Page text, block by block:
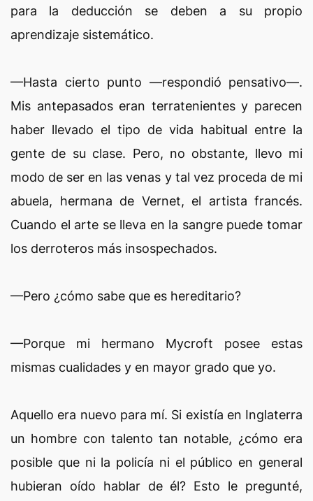
para la deducción se deben a su propio
aprendizaje sistemático.
—Hasta cierto punto —respondió pensativo—.
Mis antepasados eran terratenientes y parecen
haber llevado el tipo de vida habitual entre la
gente de su clase. Pero, no obstante, llevo mi
modo de ser en las venas y tal vez proceda de mi
abuela, hermana de Vernet, el artista francés.
Cuando el arte se lleva en la sangre puede tomar
los derroteros más insospechados.
—Pero ¿cómo sabe que es hereditario?
—Porque mi hermano Mycroft posee estas
mismas cualidades y en mayor grado que yo.
Aquello era nuevo para mí. Si existía en Inglaterra
un hombre con talento tan notable, ¿cómo era
posible que ni la policía ni el público en general
hubieran oído hablar de él? Esto le pregunté,